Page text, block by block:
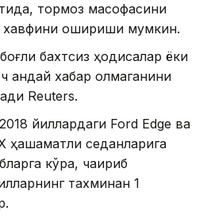
тормоз масофасини
ошириши мумкин.
бахтсиз ҳодисалар ёки
қандай хабар олмаганини
Reuters.
йиллардаги Ford Edge ва
ҳашаматли седанларига
кўра, чақириб
тахминан 1